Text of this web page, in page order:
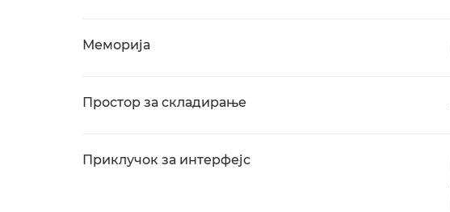
Меморија
Простор за складирање
Приклучок за интерфејс